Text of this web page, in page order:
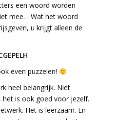
een woord worden
mee… Wat het woord
u krijgt alleen de
even puzzelen!
heel belangrijk. Niet
het is ook goed voor jezelf.
Het is leerzaam. En